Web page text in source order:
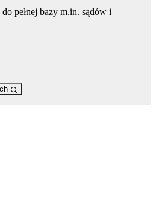
pełnej bazy m.in. sądów i